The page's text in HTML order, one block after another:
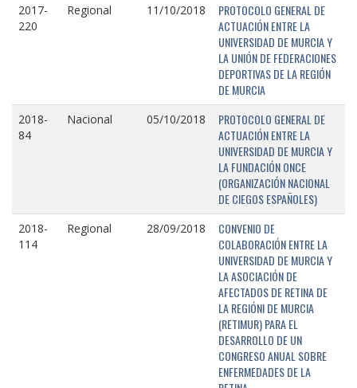
2017-
220
Regional 11/10/2018
PROTOCOLO GENERAL DE
ACTUACIÓN ENTRE LA
UNIVERSIDAD DE MURCIA Y
LA UNIÓN DE FEDERACIONES
DEPORTIVAS DE LA REGIÓN
DE MURCIA
2018-
84
Nacional 05/10/2018
PROTOCOLO GENERAL DE
ACTUACIÓN ENTRE LA
UNIVERSIDAD DE MURCIA Y
LA FUNDACIÓN ONCE
(ORGANIZACIÓN NACIONAL
DE CIEGOS ESPAÑOLES)
2018-
114
Regional 28/09/2018
CONVENIO DE
COLABORACIÓN ENTRE LA
UNIVERSIDAD DE MURCIA Y
LA ASOCIACIÓN DE
AFECTADOS DE RETINA DE
LA REGIÓNI DE MURCIA
(RETIMUR) PARA EL
DESARROLLO DE UN
CONGRESO ANUAL SOBRE
ENFERMEDADES DE LA